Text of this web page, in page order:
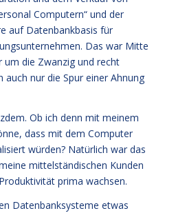
Computern“ und der
auf Datenbankbasis für
Das war Mitte
um die Zwanzig und recht
nur die Spur einer Ahnung
Ob ich denn mit meinem
dass mit dem Computer
würden? Natürlich war das
mittelständischen Kunden
prima wachsen.
Datenbanksysteme etwas